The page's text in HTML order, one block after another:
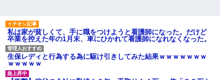
私は家が貧しくて、手に職をつけようと看護師になった。だけど
卒業を控えた年の1月末、車にひかれて看護師になれなくなった。
生保レディと行為する為に駆け引きしてみた結果ｗｗｗｗｗｗｗ
ｗｗｗｗｗ